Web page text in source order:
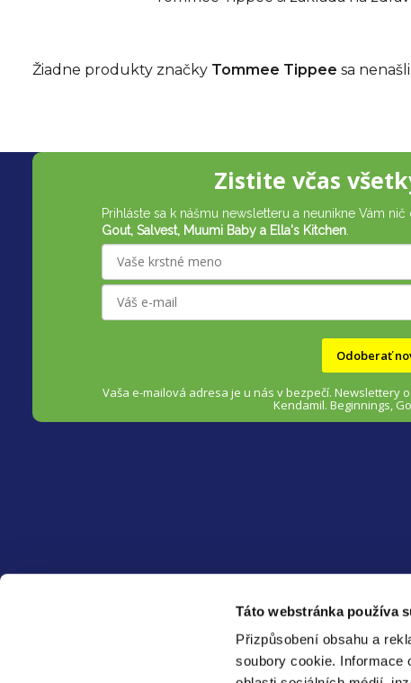
Táto webstránka používa
Přizpůsobení obsahu a
soubory cookie. Informace
Žiadne produkty značky Tommee Tippee sa
Zistite včas
Prihláste sa k nášmu newsletteru a neunikne Vám
Gout, Salvest, Muumi Baby a Ella's Kitchen.
Odoberať
Vaša e-mailová adresa je u nás v bezpečí. Newslettery
Kendamil. Beginnings,